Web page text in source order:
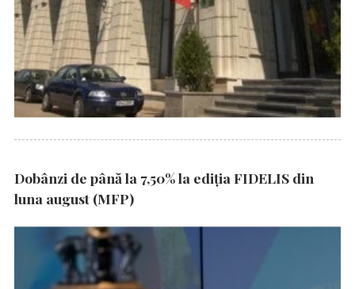
Dobânzi de până la 7,50% la ediția FIDELIS din
luna august (MFP)